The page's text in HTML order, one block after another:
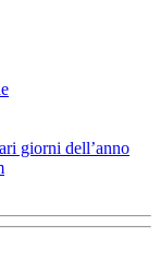
giorni dell’anno